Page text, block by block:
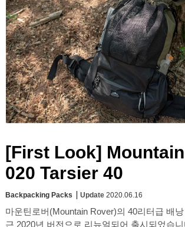
[First Look]
020 Tarsier 40
Backpacking Packs Update 2020.06.16
마운틴로버(Mountain Rover)의 40리터급 배
근 2020년 버전으로 리뉴얼되어 출시되었습